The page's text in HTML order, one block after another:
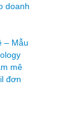
doanh
– Mẫu
mê
đơn